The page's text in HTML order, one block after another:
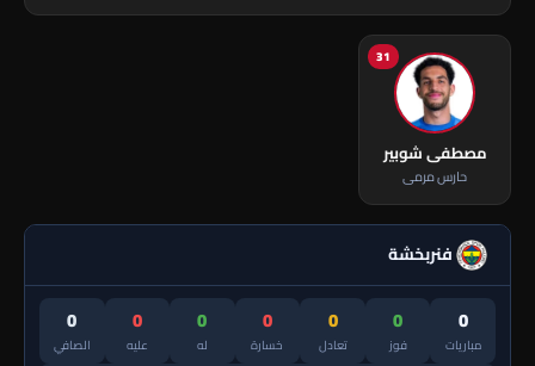
31
مصطفى شوبير
حارس مرمى
فنربخشة
0
مباريات
0
فوز
0
تعادل
0
خسارة
0
له
0
عليه
0
الصافي